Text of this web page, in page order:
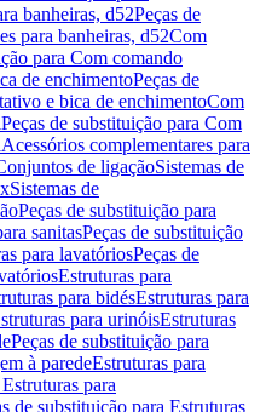
banheiras, d52Peças de
para banheiras, d52Com
para Com comando
de enchimentoPeças de
e bica de enchimentoCom
Peças de substituição para Com
Acessórios complementares para
de ligaçãoSistemas de
Sistemas de
Peças de substituição para
sanitasPeças de substituição
para lavatóriosPeças de
Estruturas para
para bidésEstruturas para
para urinóisEstruturas
Peças de substituição para
à paredeEstruturas para
para
de substituição para Estruturas